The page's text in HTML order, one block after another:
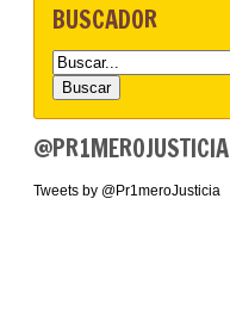
BUSCADOR
@PR1MEROJUSTICIA
Tweets by @Pr1meroJusticia